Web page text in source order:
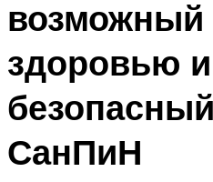
возможный
здоровью и
СанПиН